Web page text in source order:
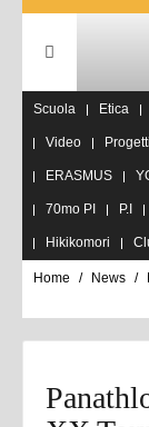
Scuola Etica
Video Progetti
ERASMUS
70mo PI P.I
Hikikomori
Home News